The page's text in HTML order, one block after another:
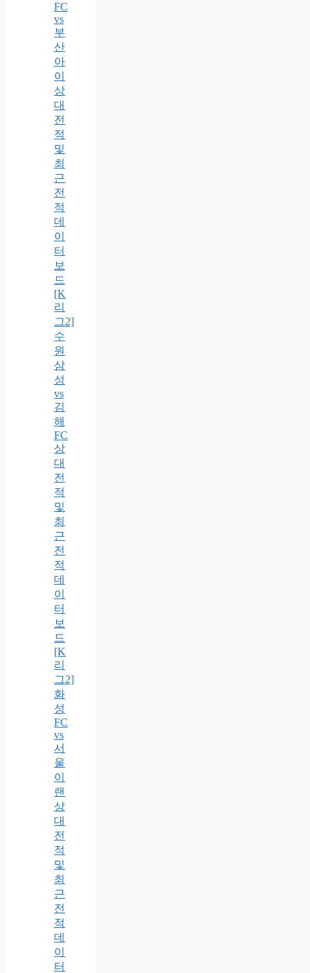
FC
vs
부
산
아
이
상
대
전
적
및
최
근
전
적
데
이
터
보
드
[K
리
그2]
수
원
삼
성
vs
김
해
FC
상
대
전
적
및
최
근
전
적
데
이
터
보
드
[K
리
그2]
화
성
FC
vs
서
울
이
랜
상
대
전
적
및
최
근
전
적
데
이
터